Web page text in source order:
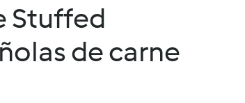
Stuffed
de carne